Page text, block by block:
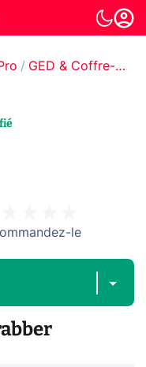
GED & Coffre-fort numérique
le